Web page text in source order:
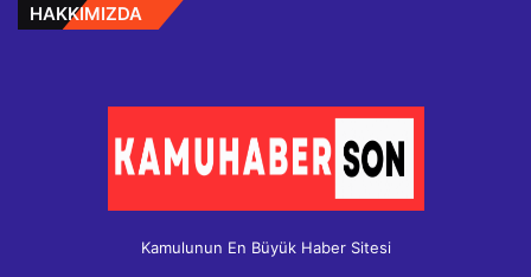
HAKKIMIZDA
Kamulunun En Büyük Haber Sitesi